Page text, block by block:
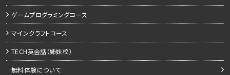
ゲームプログラミングコース
マインクラフトコース
TECH英会話（姉妹校）
無料体験について